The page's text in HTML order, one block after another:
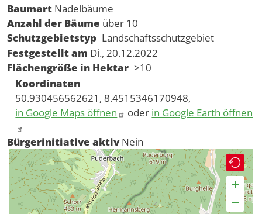
Baumart Nadelbäume
Anzahl der Bäume über 10
Schutzgebietstyp Landschaftsschutzgebiet
Festgestellt am Di., 20.12.2022
Flächengröße in Hektar >10
Koordinaten
50.930456562621, 8.4515346170948,
in Google Maps öffnen
oder in Google Earth öffnen
Bürgerinitiative aktiv Nein
+
−